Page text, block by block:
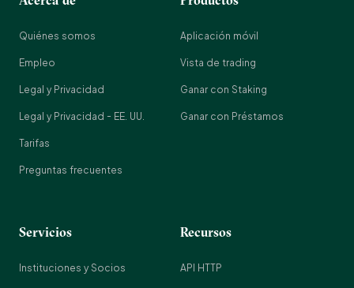
Quiénes somos
Empleo
Legal y Privacidad
Legal y Privacidad - EE. UU.
Tarifas
Preguntas frecuentes
Aplicación móvil
Vista de trading
Ganar con Staking
Ganar con Préstamos
Servicios
Instituciones y Socios
Recursos
API HTTP